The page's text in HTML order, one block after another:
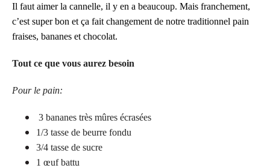
Il faut aimer la cannelle, il y en a beaucoup. Mais franchement,
c’est super bon et ça fait changement de notre traditionnel pain
fraises, bananes et chocolat.
Tout ce que vous aurez besoin
Pour le pain:
3 bananes très mûres écrasées
1/3 tasse de beurre fondu
3/4 tasse de sucre
1 œuf battu